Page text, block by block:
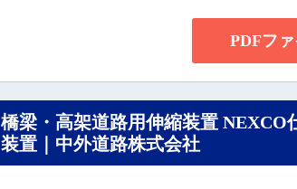
PDFフ
橋梁・高架道路用伸縮装置
装置｜中外道路株式会社